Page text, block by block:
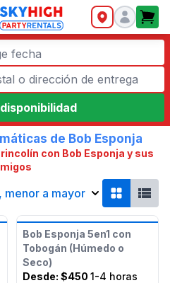
Logo
fecha
de Bob Esponja
con Bob Esponja y sus
menor a mayor
Bob Esponja 5en1 con
Tobogán (Húmedo o
Seco)
Desde: $450 1-4 horas